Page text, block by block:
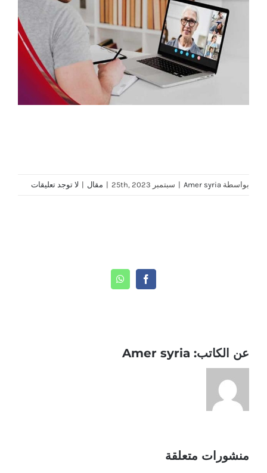
بواسطة Amer syria
| سبتمبر 25th, 2023 | مقال | لا توجد تعليقات
Facebook
WhatsApp
عن الكاتب: Amer syria
منشورات متعلقة